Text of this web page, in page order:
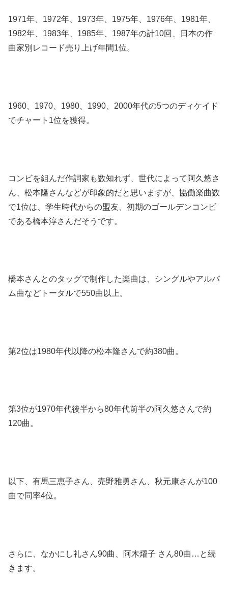
1971年、1972年、1973年、1975年、1976年、1981年、
1982年、1983年、1985年、1987年の計10回、日本の作
曲家別レコード売り上げ年間1位。
1960、1970、1980、1990、2000年代の5つのディケイド
でチャート1位を獲得。
コンビを組んだ作詞家も数知れず、世代によって阿久悠さ
ん、松本隆さんなどが印象的だと思いますが、協働楽曲数
で1位は、学生時代からの盟友、初期のゴールデンコンビ
である橋本淳さんだそうです。
橋本さんとのタッグで制作した楽曲は、シングルやアルバ
ム曲などトータルで550曲以上。
第2位は1980年代以降の松本隆さんで約380曲。
第3位が1970年代後半から80年代前半の阿久悠さんで約
120曲。
以下、有馬三恵子さん、売野雅勇さん、秋元康さんが100
曲で同率4位。
さらに、なかにし礼さん90曲、阿木燿子 さん80曲…と続
きます。